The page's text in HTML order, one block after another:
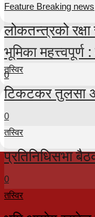
Feature Breaking news
लोकतन्त्रको रक्षा
भूमिका महत्त्वपूर्ण
0
तस्विर
टिकटकर तुलसा
0
तस्विर
प्रतिनिधिसभा
0
तस्विर